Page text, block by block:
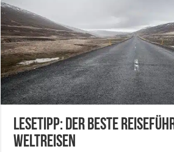
Lesetipp: Der beste
Weltreisen